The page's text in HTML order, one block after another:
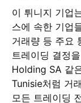
이 튀니지 기업
스에 속한 기업
거래량 등 주요
트레이딩 결정
Holding SA 같
Tunisie처럼 거
모든 트레이딩